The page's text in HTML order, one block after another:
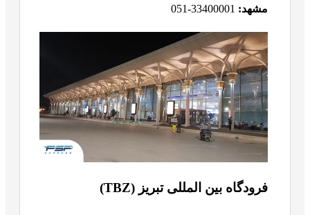
مشهد:
فرودگاه بین المللی تبریز (TBZ)